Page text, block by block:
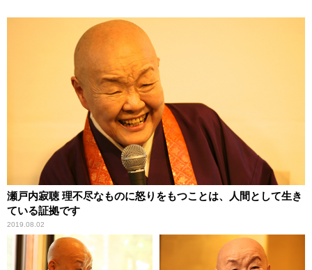
瀬戸内寂聴 理不尽なものに怒りをもつことは、人間として生き
ている証拠です
2019.08.02